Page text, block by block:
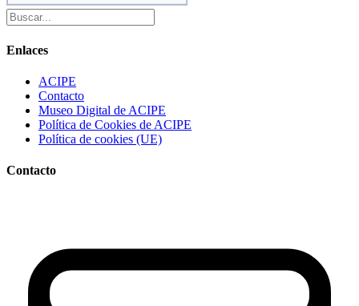
Enlaces
ACIPE
Contacto
Museo Digital de ACIPE
Política de Cookies de ACIPE
Política de cookies (UE)
Contacto